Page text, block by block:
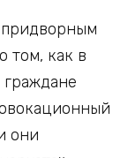
том, как в
граждане
они